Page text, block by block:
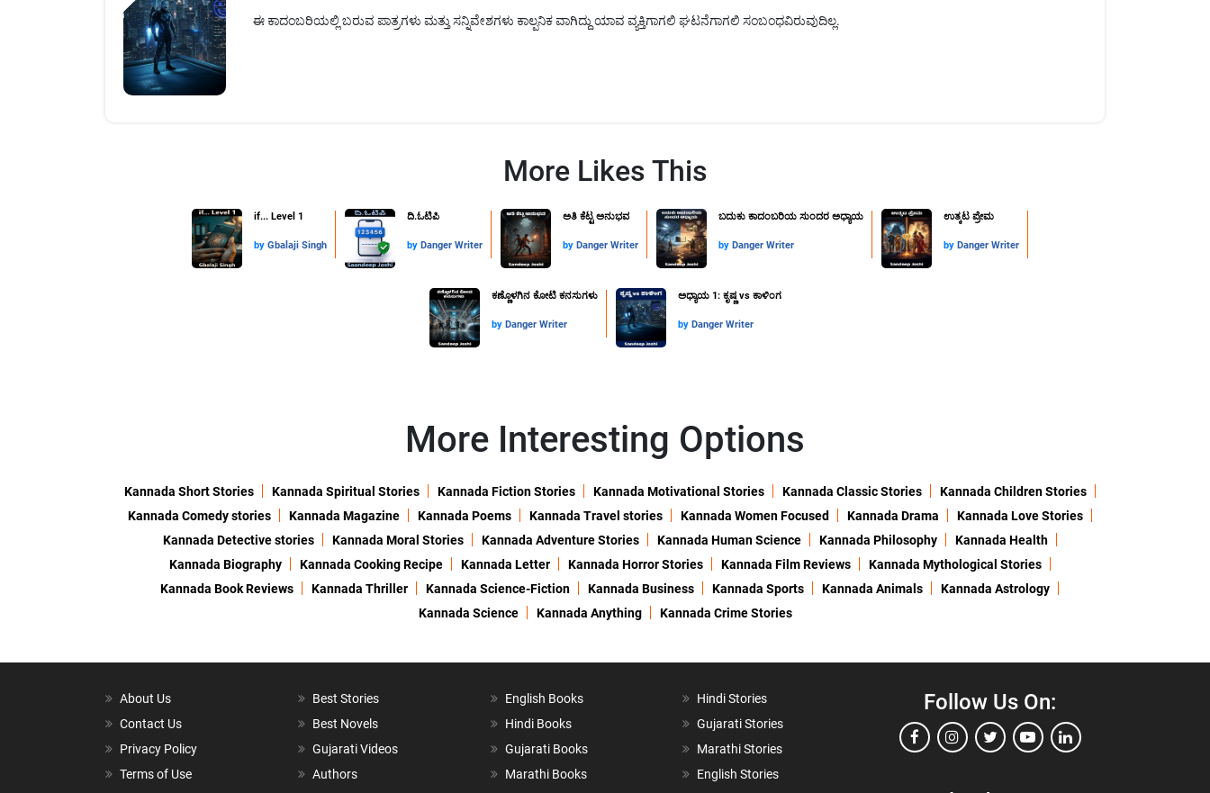
ಈ ಕಾದಂಬರಿಯಲ್ಲಿ ಬರುವ ಪಾತ್ರಗಳು ಮತ್ತು ಸನ್ನಿವೇಶಗಳು ಕಾಲ್ಪನಿಕ ವಾಗಿದ್ದು ಯಾವ ವ್ಯಕ್ತಿಗಾಗಲಿ ಘಟನೆಗಾಗಲಿ ಸಂಬಂಧವಿರುವುದಿಲ್ಲ.
More Likes This
if... Level 1
by Gbalaji Singh
ದಿ.ಓಟಿಪಿ
by Danger Writer
ಅತಿ ಕೆಟ್ಟ ಅನುಭವ
by Danger Writer
ಬದುಕು ಕಾದಂಬರಿಯ ಸುಂದರ ಅಧ್ಯಾಯ
by Danger Writer
ಉತ್ಕಟ ಪ್ರೇಮ
by Danger Writer
ಕಣ್ಣೊಳಗಿನ ಕೋಟಿ ಕನಸುಗಳು
by Danger Writer
ಅಧ್ಯಾಯ 1: ಕೃಷ್ಣ vs ಕಾಳಿಂಗ
by Danger Writer
More Interesting Options
Kannada Short Stories Kannada Spiritual Stories Kannada Fiction Stories Kannada Motivational Stories Kannada Classic Stories
Kannada Children Stories
Kannada Comedy stories
Kannada Magazine Kannada Poems Kannada Travel stories Kannada Women Focused Kannada Drama
Kannada Love Stories
Kannada Detective stories
Kannada Moral Stories Kannada Adventure Stories Kannada Human Science Kannada Philosophy
Kannada Health
Kannada Biography
Kannada Cooking Recipe Kannada Letter Kannada Horror Stories Kannada Film Reviews
Kannada Mythological Stories
Kannada Book Reviews
Kannada Thriller Kannada Science-Fiction Kannada Business Kannada Sports Kannada Animals
Kannada Astrology
Kannada Science
Kannada Anything Kannada Crime Stories
About Us
Contact Us
Privacy Policy
Terms of Use
Best Stories
Best Novels
Gujarati Videos
Authors
English Books
Hindi Books
Gujarati Books
Marathi Books
Hindi Stories
Gujarati Stories
Marathi Stories
English Stories
Follow Us On: